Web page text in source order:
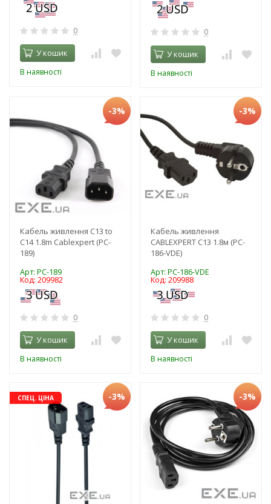
0
У кошик
В наявності
0
У кошик
В наявності
-3%
Кабель живлення C13 to
C14 1.8m Cablexpert (PC-
189)
Арт: PC-189
Код: 209982
0
У кошик
В наявності
-3%
Кабель живлення
CABLEXPERT C13 1.8м (PC-
186-VDE)
Арт: PC-186-VDE
Код: 209988
0
У кошик
В наявності
СПЕЦ. ЦІНА -3% -3%